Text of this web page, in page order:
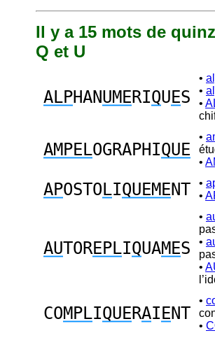
Il y a 15 mots de
Q et U
ALPHANUMERIQUES
•
•
•
AMPELOGRAPHIQUE
•
•
APOSTO LIQUEMENT •
•
AUTOREPLIQUAMES
•
•
•
COMPLIQUERAI ENT
•
•